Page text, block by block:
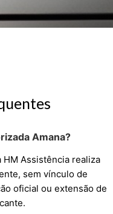
Amana?
HM Assistência realiza
sem vínculo de
oficial ou extensão de